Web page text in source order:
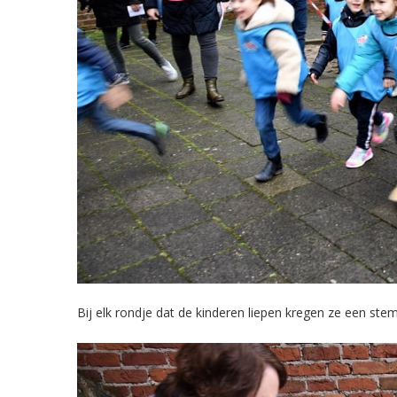
Bij elk rondje dat de kinderen liepen kregen ze een